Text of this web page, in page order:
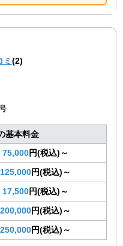
ミ (2)
基本料金
75,000円(税込)～
125,000円(税込)～
17,500円(税込)～
200,000円(税込)～
250,000円(税込)～